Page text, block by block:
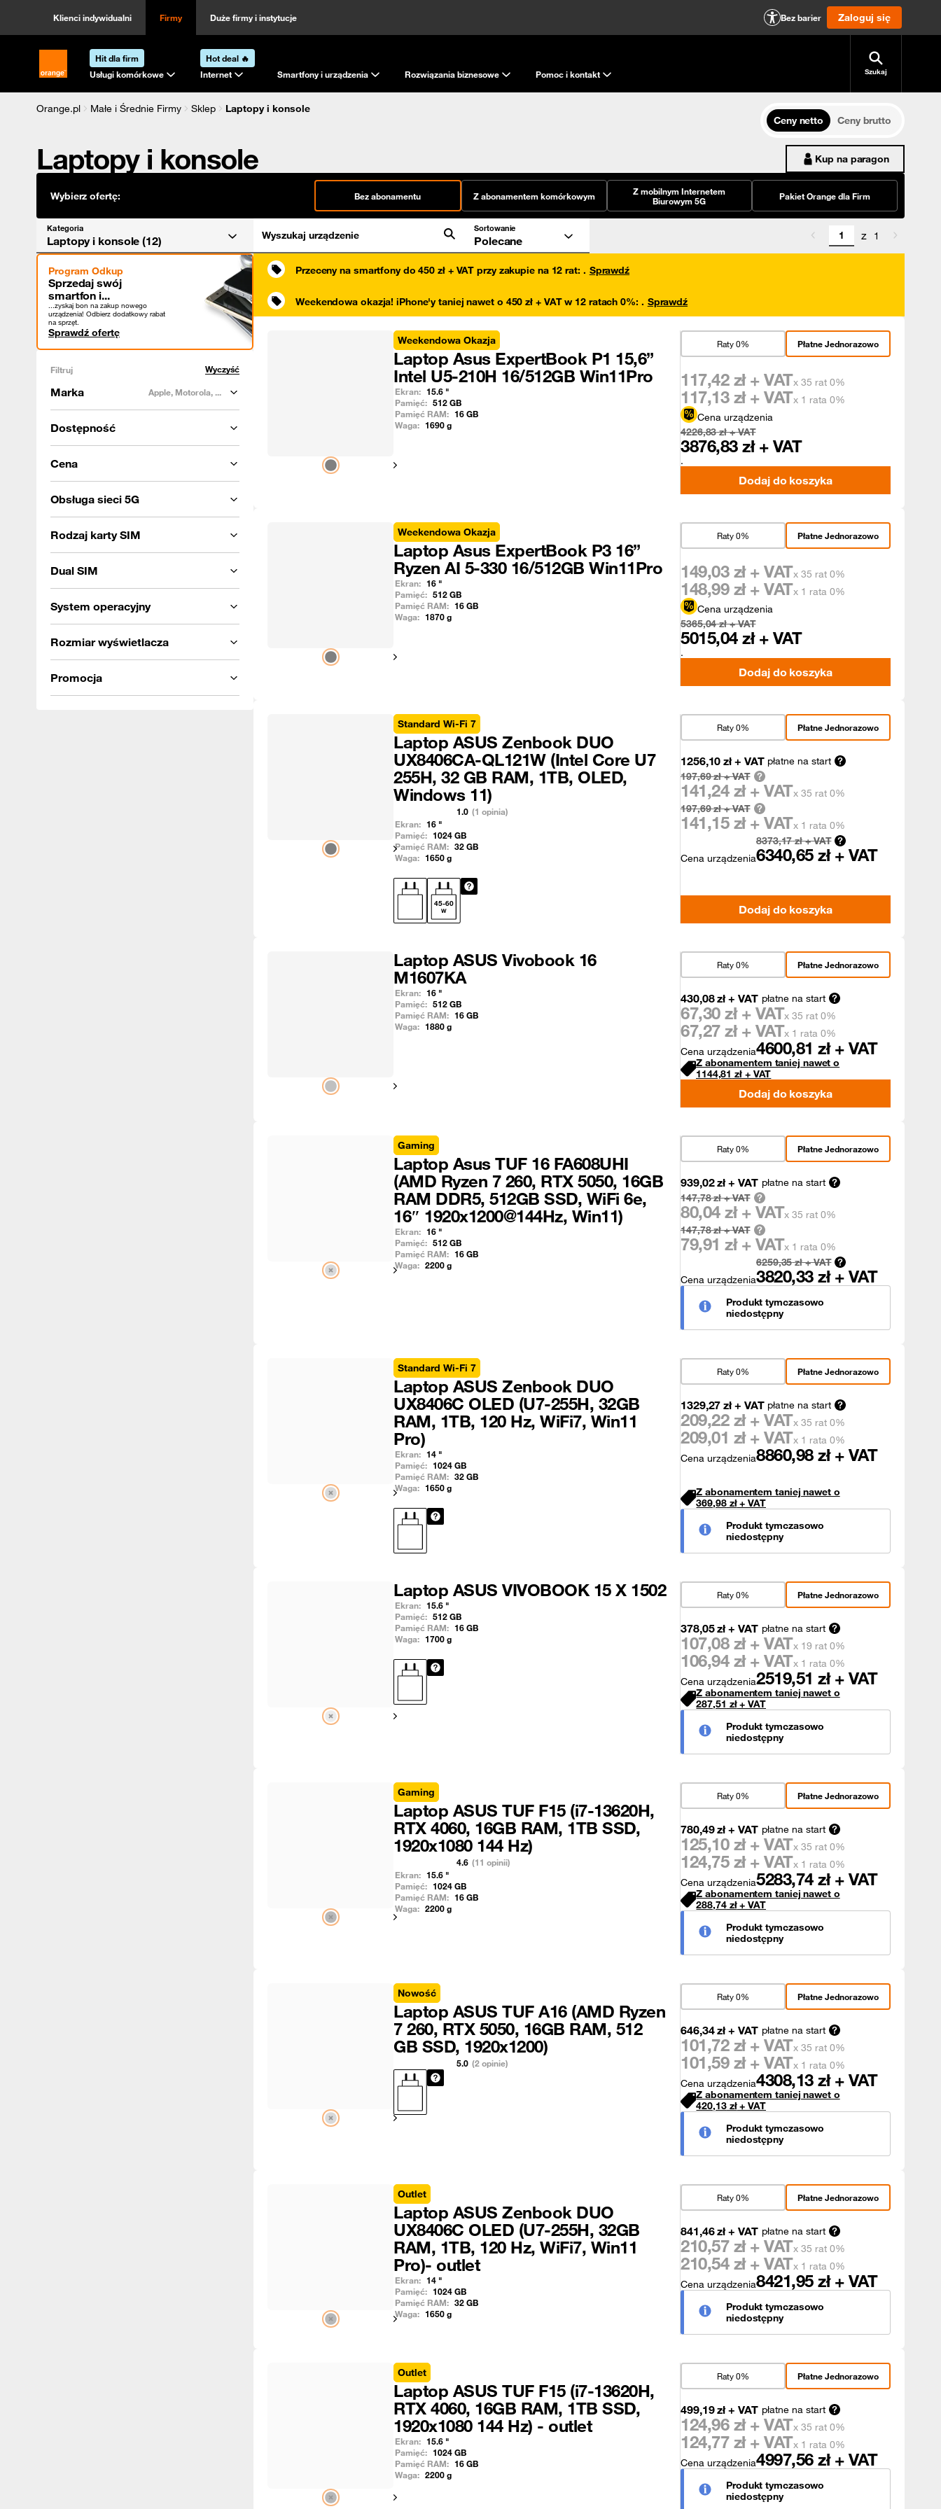
Klienci indywidualni Firmy Duże firmy i instytucje Bez barier Zaloguj się
Strona główna Orange.pl
Hit dla firm
Usługi komórkowe
Hot deal 🔥
Internet
Smartfony i urządzenia Rozwiązania biznesowe Pomoc i kontakt Szukaj
Orange.pl Małe i Średnie Firmy Sklep
Laptopy i konsole
Ceny netto
Ceny brutto
Laptopy i konsole Kup na paragon
Wybierz ofertę: Bez abonamentu Z abonamentem komórkowym
Z mobilnym Internetem
Biurowym 5G
Pakiet Orange dla Firm
Kategoria
Laptopy i konsole (12) Wyszukaj urządzenie
Sortowanie
Polecane z 1
Program Odkup
Sprzedaj swój
smartfon i...
...zyskaj bon na zakup nowego
urządzenia! Odbierz dodatkowy rabat
na sprzęt.
Sprawdź ofertę
Filtruj Wyczyść
Marka Apple, Motorola, ...
Dostępność
Cena
Obsługa sieci 5G
Rodzaj karty SIM
Dual SIM
System operacyjny
Rozmiar wyświetlacza
Promocja
Przeceny na smartfony do 450 zł + VAT przy zakupie na 12 rat: . Sprawdź
Weekendowa okazja! iPhone'y taniej nawet o 450 zł + VAT w 12 ratach 0%: . Sprawdź
Pokaż następny
Weekendowa Okazja
Laptop Asus ExpertBook P1 15,6”
Intel U5-210H 16/512GB Win11Pro
Ekran: 15.6 "
Pamięć: 512GB
Pamięć RAM: 16GB
Waga: 1690g
Płatne Jednorazowo
Raty 0%
Cena urządzenia
4226,83 zł + VAT
3876,83 zł + VAT
117,42 zł + VATx 35 rat 0%
117,13 zł + VATx 1 rata 0%
.
Dodaj do koszyka
Pokaż następny
Weekendowa Okazja
Laptop Asus ExpertBook P3 16”
Ryzen AI 5-330 16/512GB Win11Pro
Ekran: 16 "
Pamięć: 512GB
Pamięć RAM: 16GB
Waga: 1870g
Płatne Jednorazowo
Raty 0%
Cena urządzenia
5365,04 zł + VAT
5015,04 zł + VAT
149,03 zł + VATx 35 rat 0%
148,99 zł + VATx 1 rata 0%
.
Dodaj do koszyka
Pokaż następny
Standard Wi-Fi 7
Laptop ASUS Zenbook DUO
UX8406CA-QL121W (Intel Core U7
255H, 32 GB RAM, 1TB, OLED,
Windows 11)
1.0 (1 opinia)
Ekran: 16 "
Pamięć: 1024GB
Pamięć RAM: 32GB
Waga: 1650g
45-60
W
Płatne Jednorazowo
Raty 0%
Cena urządzenia
8373,17 zł + VAT
6340,65 zł + VAT
1256,10 zł+ VAT płatne na start
197,69 zł + VAT
141,24 zł + VATx 35 rat 0%
197,69 zł + VAT
141,15 zł + VATx 1 rata 0%
Dodaj do koszyka
Pokaż następny
Laptop ASUS Vivobook 16
M1607KA
Ekran: 16 "
Pamięć: 512GB
Pamięć RAM: 16GB
Waga: 1880g
Płatne Jednorazowo
Raty 0%
Cena urządzenia4600,81 zł + VAT
430,08zł+ VAT płatne na start
67,30 zł + VATx 35 rat 0%
67,27 zł + VATx 1 rata 0%
Z abonamentem taniej nawet o
1144,81 zł+ VAT
Dodaj do koszyka
Pokaż następny
Gaming
Laptop Asus TUF 16 FA608UHI
(AMD Ryzen 7 260, RTX 5050, 16GB
RAM DDR5, 512GB SSD, WiFi 6e,
16″ 1920x1200@144Hz, Win11)
Ekran: 16 "
Pamięć: 512GB
Pamięć RAM: 16GB
Waga: 2200g
Płatne Jednorazowo
Raty 0%
Cena urządzenia
6259,35 zł + VAT
3820,33 zł + VAT
939,02zł+ VAT płatne na start
147,78 zł + VAT
80,04 zł + VATx 35 rat 0%
147,78 zł + VAT
79,91 zł + VATx 1 rata 0%
Produkt tymczasowo
niedostępny
Pokaż następny
Standard Wi-Fi 7
Laptop ASUS Zenbook DUO
UX8406C OLED (U7-255H, 32GB
RAM, 1TB, 120 Hz, WiFi7, Win11
Pro)
Ekran: 14 "
Pamięć: 1024GB
Pamięć RAM: 32GB
Waga: 1650g
Płatne Jednorazowo
Raty 0%
Cena urządzenia8860,98 zł + VAT
1329,27 zł+ VAT płatne na start
209,22 zł + VATx 35 rat 0%
209,01 zł + VATx 1 rata 0%
Z abonamentem taniej nawet o
369,98zł+ VAT
Produkt tymczasowo
niedostępny
Pokaż następny
Laptop ASUS VIVOBOOK 15 X 1502
Ekran: 15.6 "
Pamięć: 512GB
Pamięć RAM: 16GB
Waga: 1700g
Płatne Jednorazowo
Raty 0%
Cena urządzenia2519,51 zł + VAT
378,05zł+ VAT płatne na start
107,08 zł + VATx 19 rat 0%
106,94 zł + VATx 1 rata 0%
Z abonamentem taniej nawet o
287,51 zł+ VAT
Produkt tymczasowo
niedostępny
Pokaż następny
Gaming
Laptop ASUS TUF F15 (i7-13620H,
RTX 4060, 16GB RAM, 1TB SSD,
1920x1080 144 Hz)
4.6 (11 opinii)
Ekran: 15.6 "
Pamięć: 1024GB
Pamięć RAM: 16GB
Waga: 2200g
Płatne Jednorazowo
Raty 0%
Cena urządzenia5283,74 zł + VAT
780,49zł+ VAT płatne na start
125,10 zł + VATx 35 rat 0%
124,75 zł + VATx 1 rata 0%
Z abonamentem taniej nawet o
288,74zł+ VAT
Produkt tymczasowo
niedostępny
Pokaż następny
Nowość
Laptop ASUS TUF A16 (AMD Ryzen
7 260, RTX 5050, 16GB RAM, 512
GB SSD, 1920x1200)
5.0 (2 opinie)
Płatne Jednorazowo
Raty 0%
Cena urządzenia4308,13 zł + VAT
646,34zł+ VAT płatne na start
101,72 zł + VATx 35 rat 0%
101,59 zł + VATx 1 rata 0%
Z abonamentem taniej nawet o
420,13zł+ VAT
Produkt tymczasowo
niedostępny
Pokaż następny
Outlet
Laptop ASUS Zenbook DUO
UX8406C OLED (U7-255H, 32GB
RAM, 1TB, 120 Hz, WiFi7, Win11
Pro)- outlet
Ekran: 14 "
Pamięć: 1024GB
Pamięć RAM: 32GB
Waga: 1650g
Płatne Jednorazowo
Raty 0%
Cena urządzenia8421,95 zł + VAT
841,46zł+ VAT płatne na start
210,57 zł + VATx 35 rat 0%
210,54 zł + VATx 1 rata 0%
Produkt tymczasowo
niedostępny
Pokaż następny
Outlet
Laptop ASUS TUF F15 (i7-13620H,
RTX 4060, 16GB RAM, 1TB SSD,
1920x1080 144 Hz) - outlet
Ekran: 15.6 "
Pamięć: 1024GB
Pamięć RAM: 16GB
Waga: 2200g
Płatne Jednorazowo
Raty 0%
Cena urządzenia4997,56 zł + VAT
499,19zł+ VAT płatne na start
124,96 zł + VATx 35 rat 0%
124,77 zł + VATx 1 rata 0%
Produkt tymczasowo
niedostępny